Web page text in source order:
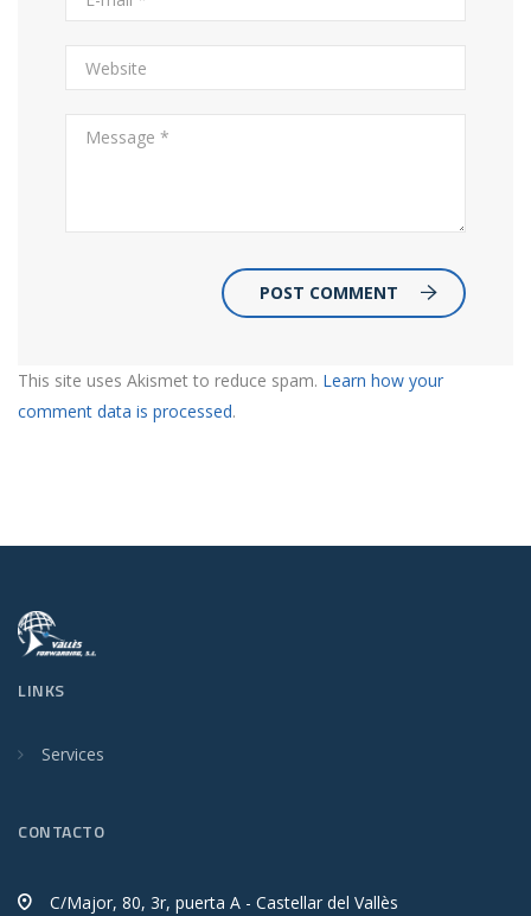
POST COMMENT
This site uses Akismet to reduce spam. Learn how your
comment data is processed.
LINKS
Services
CONTACTO
C/Major, 80, 3r, puerta A - Castellar del Vallès